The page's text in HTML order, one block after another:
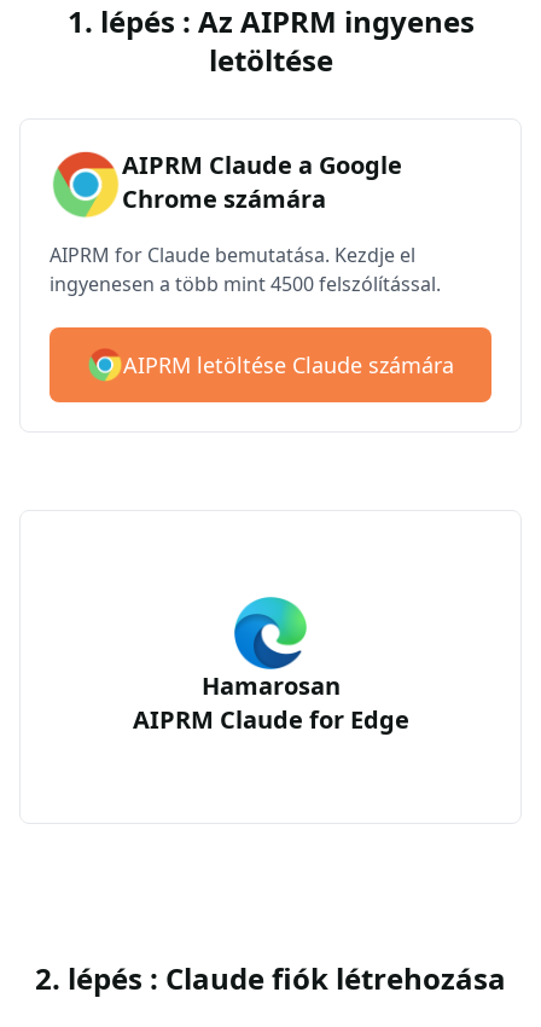
1. lépés : Az AIPRM ingyenes
letöltése
AIPRM Claude a Google
Chrome számára
AIPRM for Claude bemutatása. Kezdje el
ingyenesen a több mint 4500 felszólítással.
AIPRM letöltése Claude számára
Hamarosan
AIPRM Claude for Edge
2. lépés : Claude fiók létrehozása